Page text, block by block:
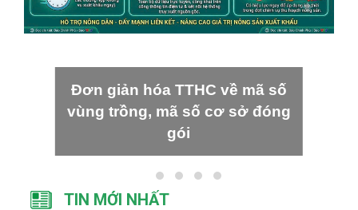
Đơn giản hóa TTHC về mã số
vùng trồng, mã số cơ sở đóng
gói
TIN MỚI NHẤT